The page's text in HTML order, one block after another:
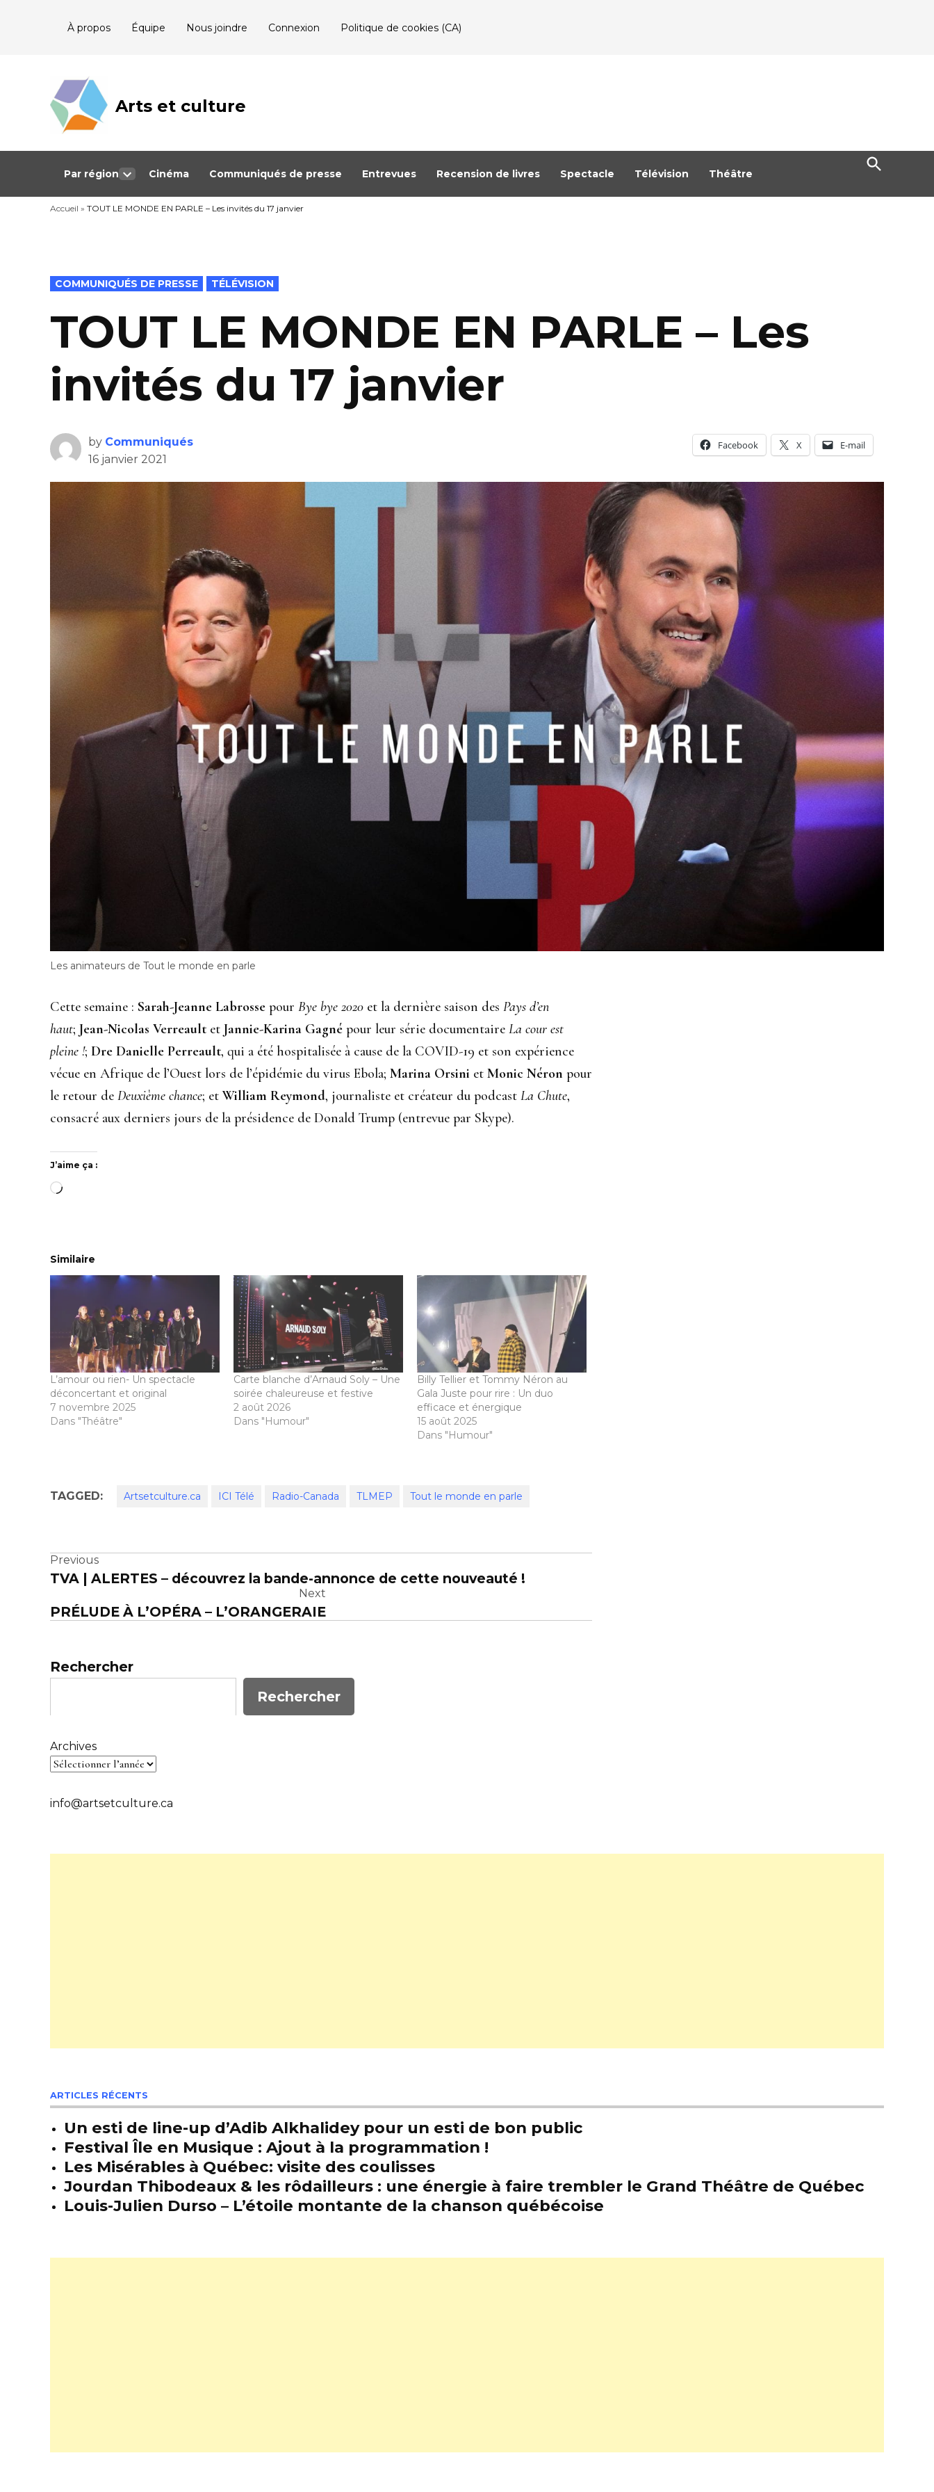
À propos Équipe Nous joindre Connexion Politique de cookies (CA)
Arts et culture
Journalisme
Québec
Par région
dropdown
menu
Cinéma Communiqués de presse Entrevues Recension de livres Spectacle Télévision Théâtre
Open
Search
Accueil » TOUT LE MONDE EN PARLE – Les invités du 17 janvier
POSTED
IN
COMMUNIQUÉS DE PRESSE TÉLÉVISION
TOUT LE MONDE EN PARLE – Les
invités du 17 janvier
by Communiqués
16 janvier 2021
Facebook X E-mail
Les animateurs de Tout le monde en parle
Cette semaine : Sarah-Jeanne Labrosse pour Bye bye 2020 et la dernière saison des Pays d’en
haut; Jean-Nicolas Verreault et Jannie-Karina Gagné pour leur série documentaire La cour est
pleine !; Dre Danielle Perreault, qui a été hospitalisée à cause de la COVID-19 et son expérience
vécue en Afrique de l’Ouest lors de l’épidémie du virus Ebola; Marina Orsini et Monic Néron pour
le retour de Deuxième chance; etWilliam Reymond, journaliste et créateur du podcast La Chute,
consacré aux derniers jours de la présidence de Donald Trump (entrevue par Skype).
J’aime ça :
Chargement…
Similaire
L’amour ou rien- Un spectacle
déconcertant et original
7 novembre 2025
Dans "Théâtre"
Carte blanche d’Arnaud Soly – Une
soirée chaleureuse et festive
2 août 2026
Dans "Humour"
Billy Tellier et Tommy Néron au
Gala Juste pour rire : Un duo
efficace et énergique
15 août 2025
Dans "Humour"
TAGGED: Artsetculture.ca ICI Télé Radio-Canada TLMEP Tout le monde en parle
Navigation
de
l’article
Previous
TVA | ALERTES – découvrez la bande-annonce de cette nouveauté !
Next
PRÉLUDE À L’OPÉRA – L’ORANGERAIE
Rechercher
Rechercher
Archives
info@artsetculture.ca
ARTICLES RÉCENTS
Un esti de line-up d’Adib Alkhalidey pour un esti de bon public
Festival Île en Musique : Ajout à la programmation !
Les Misérables à Québec: visite des coulisses
Jourdan Thibodeaux & les rôdailleurs : une énergie à faire trembler le Grand Théâtre de Québec
Louis-Julien Durso – L’étoile montante de la chanson québécoise